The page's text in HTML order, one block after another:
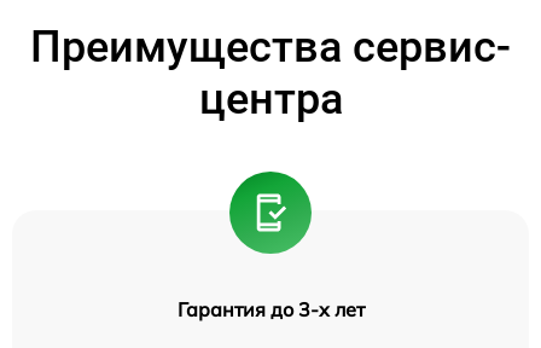
Преимущества сервис-
центра
Гарантия до 3-х лет